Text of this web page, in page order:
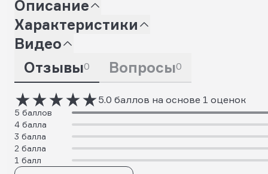
Описание
Характеристики
Видео
Отзывы0 Вопросы0
5.0 баллов на основе 1 оценок
5 баллов
4 балла
3 балла
2 балла
1 балл